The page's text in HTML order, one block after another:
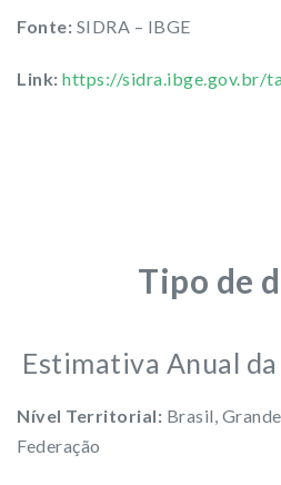
Fonte: SIDRA – IBGE
Link: https://sidra.ibge.gov.br/
Tipo de
Estimativa Anual
Nível Territorial: Brasil,
Federação